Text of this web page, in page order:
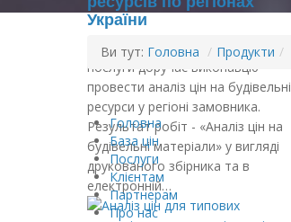
України
Згідно Договору замовник
послуги доручає виконавцю
провести аналіз цін на будівельні
ресурси у регіоні замовника.
Результат робіт - «Аналіз цін на
будівельні матеріали» у вигляді
друкованого збірника та в
електронній…
Ви тут: Головна / Продукти /
Головна
База цін
Послуги
Клієнтам
Партнерам
Про нас